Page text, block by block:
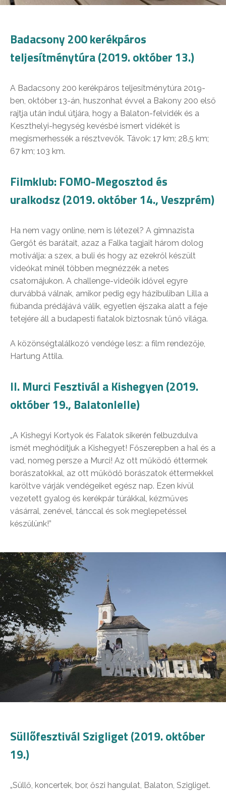
Badacsony 200 kerékpáros
teljesítménytúra (2019. október 13.)
A Badacsony 200 kerékpáros teljesítménytúra 2019-
ben, október 13-án, huszonhat évvel a Bakony 200 első
rajtja után indul útjára, hogy a Balaton-felvidék és a
Keszthelyi-hegység kevésbé ismert vidékét is
megismerhessék a résztvevők. Távok: 17 km; 28,5 km;
67 km; 103 km.
Filmklub: FOMO-Megosztod és
uralkodsz (2019. október 14., Veszprém)
Ha nem vagy online, nem is létezel? A gimnazista
Gergőt és barátait, azaz a Falka tagjait három dolog
motiválja: a szex, a buli és hogy az ezekről készült
videókat minél többen megnézzék a netes
csatornájukon. A challenge-videóik idővel egyre
durvábbá válnak, amikor pedig egy házibuliban Lilla a
fiúbanda prédájává válik, egyetlen éjszaka alatt a feje
tetejére áll a budapesti fiatalok biztosnak tűnő világa.
A közönségtalálkozó vendége lesz: a film rendezője,
Hartung Attila.
II. Murci Fesztivál a Kishegyen (2019.
október 19., Balatonlelle)
„A Kishegyi Kortyok és Falatok sikerén felbuzdulva
ismét meghódítjuk a Kishegyet! Főszerepben a hal és a
vad, nomeg persze a Murci! Az ott működő éttermek
borászatokkal, az ott működő borászatok éttermekkel
karöltve várják vendégeiket egész nap. Ezen kívül
vezetett gyalog és kerékpár túrákkal, kézműves
vásárral, zenével, tánccal és sok meglepetéssel
készülünk!”
Süllőfesztivál Szigliget (2019. október
19.)
„Süllő, koncertek, bor, őszi hangulat, Balaton, Szigliget.